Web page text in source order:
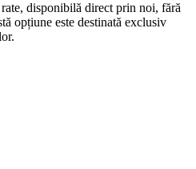
disponibilă direct prin noi, fără
opțiune este destinată exclusiv